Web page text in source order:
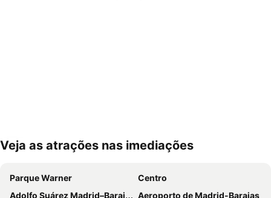
Ampliar mapa
Veja as atrações nas imediações
Parque Warner
Centro
Adolfo Suárez Madrid–Barajas Airport
Aeroporto de Madrid-Barajas